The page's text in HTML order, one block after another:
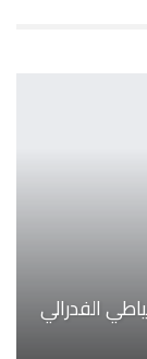
الفدرالي